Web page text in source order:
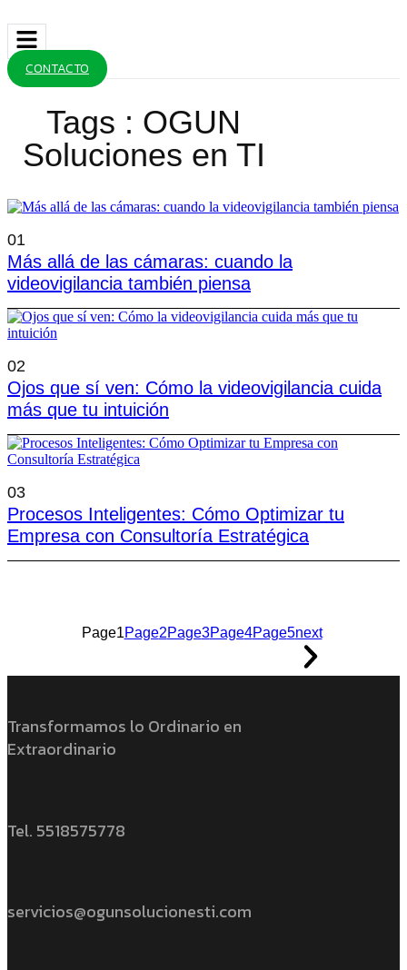
CONTACTO
Tags : OGUN
Soluciones en TI
01
Más allá de las cámaras: cuando la
videovigilancia también piensa
02
Ojos que sí ven: Cómo la videovigilancia cuida
más que tu intuición
03
Procesos Inteligentes: Cómo Optimizar tu
Empresa con Consultoría Estratégica
Page1Page2Page3Page4Page5next
Transformamos lo Ordinario en
Extraordinario
Tel. 5518575778
servicios@ogunsolucionesti.com